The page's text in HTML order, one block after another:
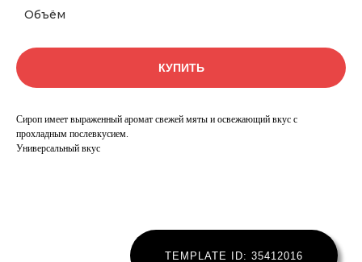
Объём
КУПИТЬ
Сироп имеет выраженный аромат свежей мяты и освежающий вкус с
прохладным послевкусием.
Универсальный вкус
TEMPLATE ID: 35412016